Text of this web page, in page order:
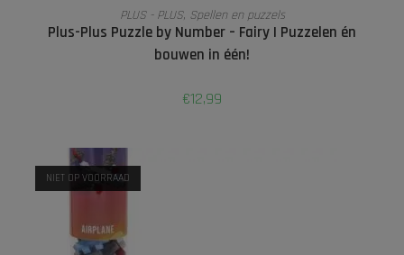
TOEVOEGEN AAN WINKELWAGEN
PLUS - PLUS, Spellen en puzzels
Plus-Plus Puzzle by Number – Fairy | Puzzelen én
bouwen in één!
€12,99
NIET OP VOORRAAD